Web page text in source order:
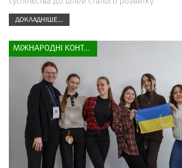
ДОКЛАДНІШЕ...
МІЖНАРОДНІ КОНТАКТИ